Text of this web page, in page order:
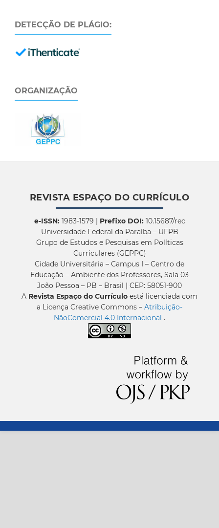
DETECÇÃO DE PLÁGIO:
ORGANIZAÇÃO
REVISTA ESPAÇO DO CURRÍCULO
e-ISSN:1983-1579 | Prefixo DOI:10.15687/rec
Universidade Federal da Paraíba – UFPB
Grupo de Estudos e Pesquisas em Políticas
Curriculares (GEPPC)
Cidade Universitária – Campus I – Centro de
Educação – Ambiente dos Professores, Sala 03
João Pessoa – PB – Brasil | CEP: 58051-900
A Revista Espaço do Currículo está licenciada com
a Licença Creative Commons – Atribuição-
NãoComercial 4.0 Internacional .